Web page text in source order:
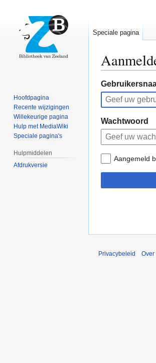
Naar
navigatie
springen
Naar
zoeken
springen
Wachtwoord
Aangemeld
Speciale pagina
Hoofdpagina
Recente wijzigingen
Willekeurige pagina
Hulp met MediaWiki
Speciale pagina's
Hulpmiddelen
Afdrukversie
Privacybeleid